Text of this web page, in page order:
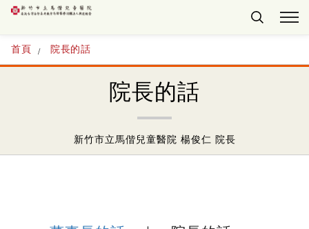
首頁 院長的話
院長的話
新竹市立馬偕兒童醫院 楊俊仁 院長